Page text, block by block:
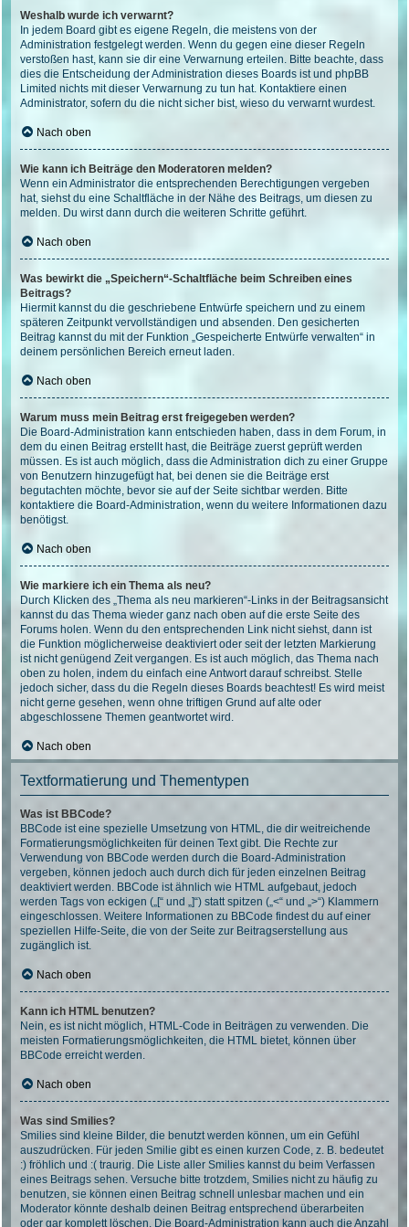
Weshalb wurde ich verwarnt?
In jedem Board gibt es eigene Regeln, die meistens von der
Administration festgelegt werden. Wenn du gegen eine dieser Regeln
verstoßen hast, kann sie dir eine Verwarnung erteilen. Bitte beachte, dass
dies die Entscheidung der Administration dieses Boards ist und phpBB
Limited nichts mit dieser Verwarnung zu tun hat. Kontaktiere einen
Administrator, sofern du die nicht sicher bist, wieso du verwarnt wurdest.
Nach oben
Wie kann ich Beiträge den Moderatoren melden?
Wenn ein Administrator die entsprechenden Berechtigungen vergeben
hat, siehst du eine Schaltfläche in der Nähe des Beitrags, um diesen zu
melden. Du wirst dann durch die weiteren Schritte geführt.
Nach oben
Was bewirkt die „Speichern“-Schaltfläche beim Schreiben eines
Beitrags?
Hiermit kannst du die geschriebene Entwürfe speichern und zu einem
späteren Zeitpunkt vervollständigen und absenden. Den gesicherten
Beitrag kannst du mit der Funktion „Gespeicherte Entwürfe verwalten“ in
deinem persönlichen Bereich erneut laden.
Nach oben
Warum muss mein Beitrag erst freigegeben werden?
Die Board-Administration kann entschieden haben, dass in dem Forum, in
dem du einen Beitrag erstellt hast, die Beiträge zuerst geprüft werden
müssen. Es ist auch möglich, dass die Administration dich zu einer Gruppe
von Benutzern hinzugefügt hat, bei denen sie die Beiträge erst
begutachten möchte, bevor sie auf der Seite sichtbar werden. Bitte
kontaktiere die Board-Administration, wenn du weitere Informationen dazu
benötigst.
Nach oben
Wie markiere ich ein Thema als neu?
Durch Klicken des „Thema als neu markieren“-Links in der Beitragsansicht
kannst du das Thema wieder ganz nach oben auf die erste Seite des
Forums holen. Wenn du den entsprechenden Link nicht siehst, dann ist
die Funktion möglicherweise deaktiviert oder seit der letzten Markierung
ist nicht genügend Zeit vergangen. Es ist auch möglich, das Thema nach
oben zu holen, indem du einfach eine Antwort darauf schreibst. Stelle
jedoch sicher, dass du die Regeln dieses Boards beachtest! Es wird meist
nicht gerne gesehen, wenn ohne triftigen Grund auf alte oder
abgeschlossene Themen geantwortet wird.
Nach oben
Textformatierung und Thementypen
Was ist BBCode?
BBCode ist eine spezielle Umsetzung von HTML, die dir weitreichende
Formatierungsmöglichkeiten für deinen Text gibt. Die Rechte zur
Verwendung von BBCode werden durch die Board-Administration
vergeben, können jedoch auch durch dich für jeden einzelnen Beitrag
deaktiviert werden. BBCode ist ähnlich wie HTML aufgebaut, jedoch
werden Tags von eckigen („[“ und „]“) statt spitzen („<“ und „>“) Klammern
eingeschlossen. Weitere Informationen zu BBCode findest du auf einer
speziellen Hilfe-Seite, die von der Seite zur Beitragserstellung aus
zugänglich ist.
Nach oben
Kann ich HTML benutzen?
Nein, es ist nicht möglich, HTML-Code in Beiträgen zu verwenden. Die
meisten Formatierungsmöglichkeiten, die HTML bietet, können über
BBCode erreicht werden.
Nach oben
Was sind Smilies?
Smilies sind kleine Bilder, die benutzt werden können, um ein Gefühl
auszudrücken. Für jeden Smilie gibt es einen kurzen Code, z. B. bedeutet
:) fröhlich und :( traurig. Die Liste aller Smilies kannst du beim Verfassen
eines Beitrags sehen. Versuche bitte trotzdem, Smilies nicht zu häufig zu
benutzen, sie können einen Beitrag schnell unlesbar machen und ein
Moderator könnte deshalb deinen Beitrag entsprechend überarbeiten
oder gar komplett löschen. Die Board-Administration kann auch die Anzahl